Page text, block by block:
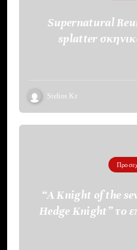
Supernatural
splatter
Stelios Kr
“A Knight of the
Hedge Knight” το